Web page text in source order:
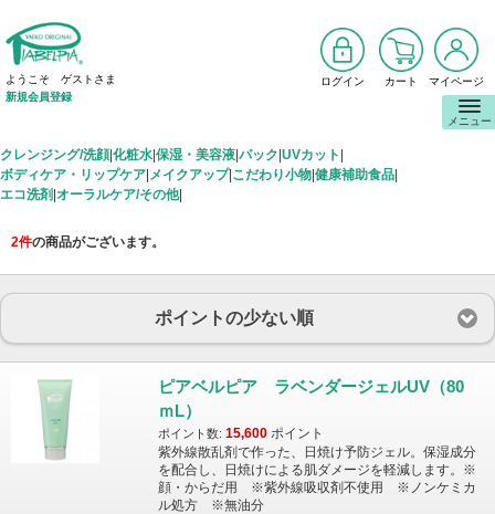
ようこそ ゲストさま
新規会員登録
ログイン カート マイページ
クレンジング/洗顔|化粧水|保湿・美容液|パック|UVカット |
ボディケア・リップケア| メイクアップ|こだわり小物|健康補助食品|
エコ洗剤 |オーラルケア/その他|
2件の商品がございます。
ポイントの少ない順
ピアベルピア ラベンダージェルUV（80
ｍL）
ポイント数: 15,600 ポイント
紫外線散乱剤で作った、日焼け予防ジェル。保湿成分
を配合し、日焼けによる肌ダメージを軽減します。※
顔・からだ用 ※紫外線吸収剤不使用 ※ノンケミカ
ル処方 ※無油分
メニュー